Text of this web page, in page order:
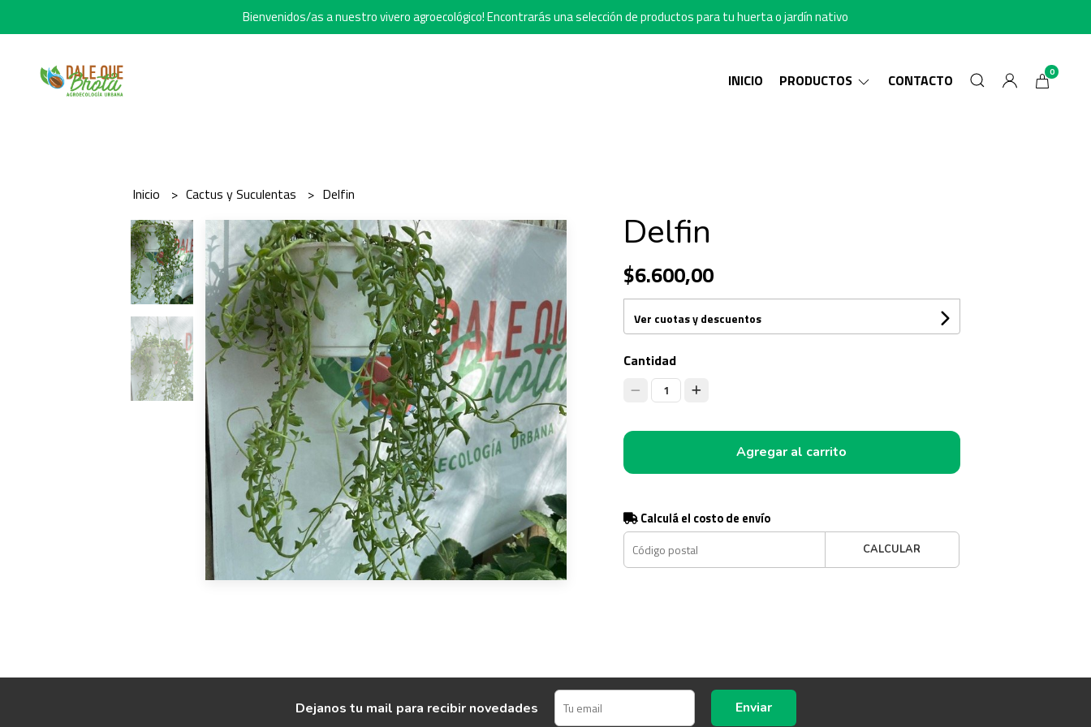
Bienvenidos/as a nuestro vivero agroecológico! Encontrarás una selección de productos para tu huerta o jardín nativo
INICIO PRODUCTOS CONTACTO 0
Inicio Cactus y Suculentas Delfin
Delfin
$6.600,00
Ver cuotas y descuentos
Cantidad
1
Agregar al carrito
Calculá el costo de envío
CALCULAR
Dejanos tu mail para recibir novedades Enviar